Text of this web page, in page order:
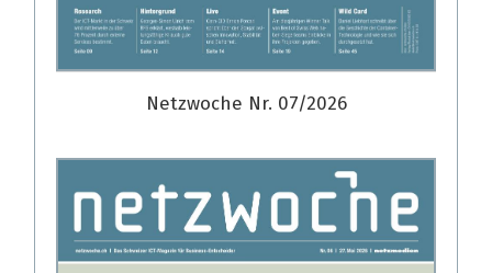
Netzwoche Nr. 07/2026